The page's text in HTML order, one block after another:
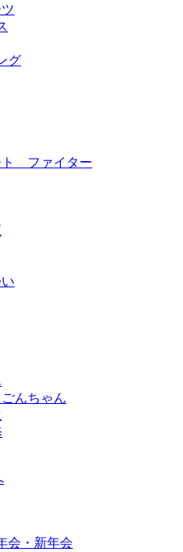
グ
ト ファイター
んちゃん
会・新年会